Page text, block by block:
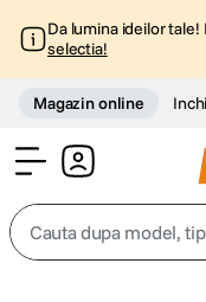
Da lumina ideilor
selectia!
Magazin online
Cauta dupa model, tipul